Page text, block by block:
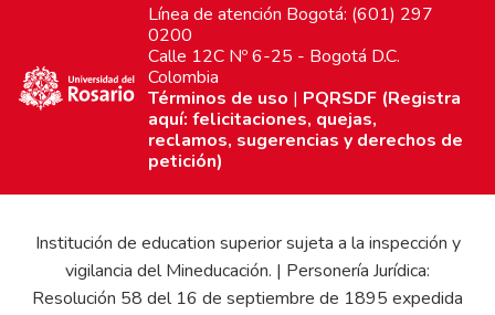
Línea de atención Bogotá: (601) 297
0200
Calle 12C Nº 6-25 - Bogotá D.C.
Colombia
Términos de uso | PQRSDF (Registra
aquí: felicitaciones, quejas,
reclamos, sugerencias y derechos de
petición)
Institución de education superior sujeta a la inspección y
vigilancia del Mineducación. | Personería Jurídica:
Resolución 58 del 16 de septiembre de 1895 expedida